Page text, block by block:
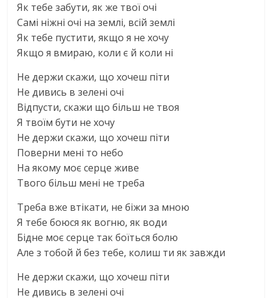
Як тебе забути, як же твої очi
Самi нiжнi очi на землi, всiй землi
Як тебе пустити, якщо я не хочу
Якщо я вмираю, коли є й коли нi
Не держи скажи, що хочеш пiти
Не дивись в зеленi очi
Вiдпусти, скажи що бiльш не твоя
Я твоїм бути не хочу
Не держи скажи, що хочеш пiти
Поверни менi то небо
На якому моє серце живе
Твого бiльш менi не треба
Треба вже втiкати, не бiжи за мною
Я тебе боюся як вогню, як води
Бiдне моє серце так боїться болю
Але з тобой й без тебе, колиш ти як завжди
Не держи скажи, що хочеш пiти
Не дивись в зеленi очi